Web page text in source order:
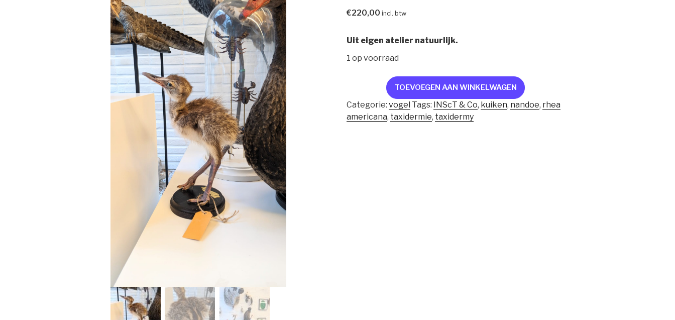
€220,00 incl. btw
Uit eigen atelier natuurlijk.
1 op voorraad
aantal
TOEVOEGEN AAN WINKELWAGEN
Categorie:vogel Tags: INScT & Co, kuiken, nandoe, rhea
americana, taxidermie, taxidermy